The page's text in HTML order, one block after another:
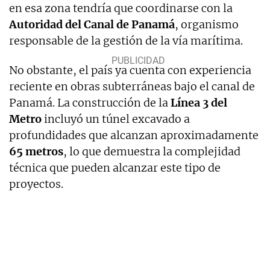
en esa zona tendría que coordinarse con la
Autoridad del Canal de Panamá, organismo
responsable de la gestión de la vía marítima.
No obstante, el país ya cuenta con experiencia
reciente en obras subterráneas bajo el canal de
Panamá. La construcción de laLínea 3 del
Metroincluyó un túnel excavado a
profundidades que alcanzan aproximadamente
65 metros, lo que demuestra la complejidad
técnica que pueden alcanzar este tipo de
proyectos.